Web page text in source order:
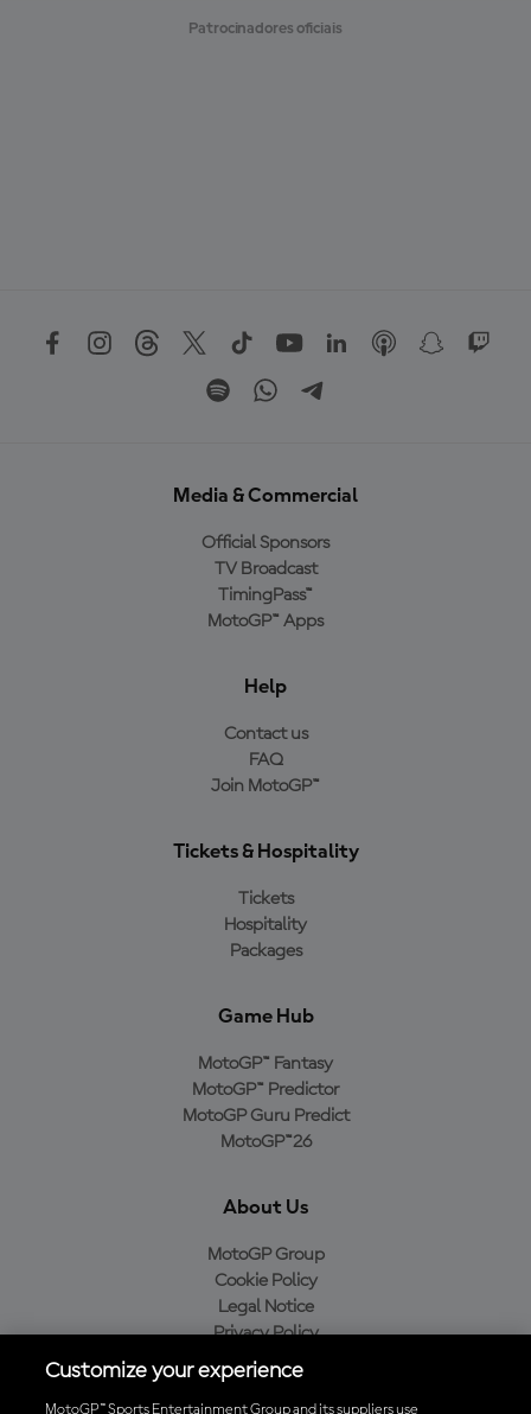
Patrocinadores oficiais
Media & Commercial
Official Sponsors
TV Broadcast
TimingPass™
MotoGP™ Apps
Help
Contact us
FAQ
Join MotoGP™
Tickets & Hospitality
Tickets
Hospitality
Packages
Game Hub
MotoGP™ Fantasy
MotoGP™ Predictor
MotoGP Guru Predict
MotoGP™26
About Us
MotoGP Group
Cookie Policy
Legal Notice
Privacy Policy
Purchase Policy
Customize your experience
MotoGP™ Sports Entertainment Group and its suppliers use